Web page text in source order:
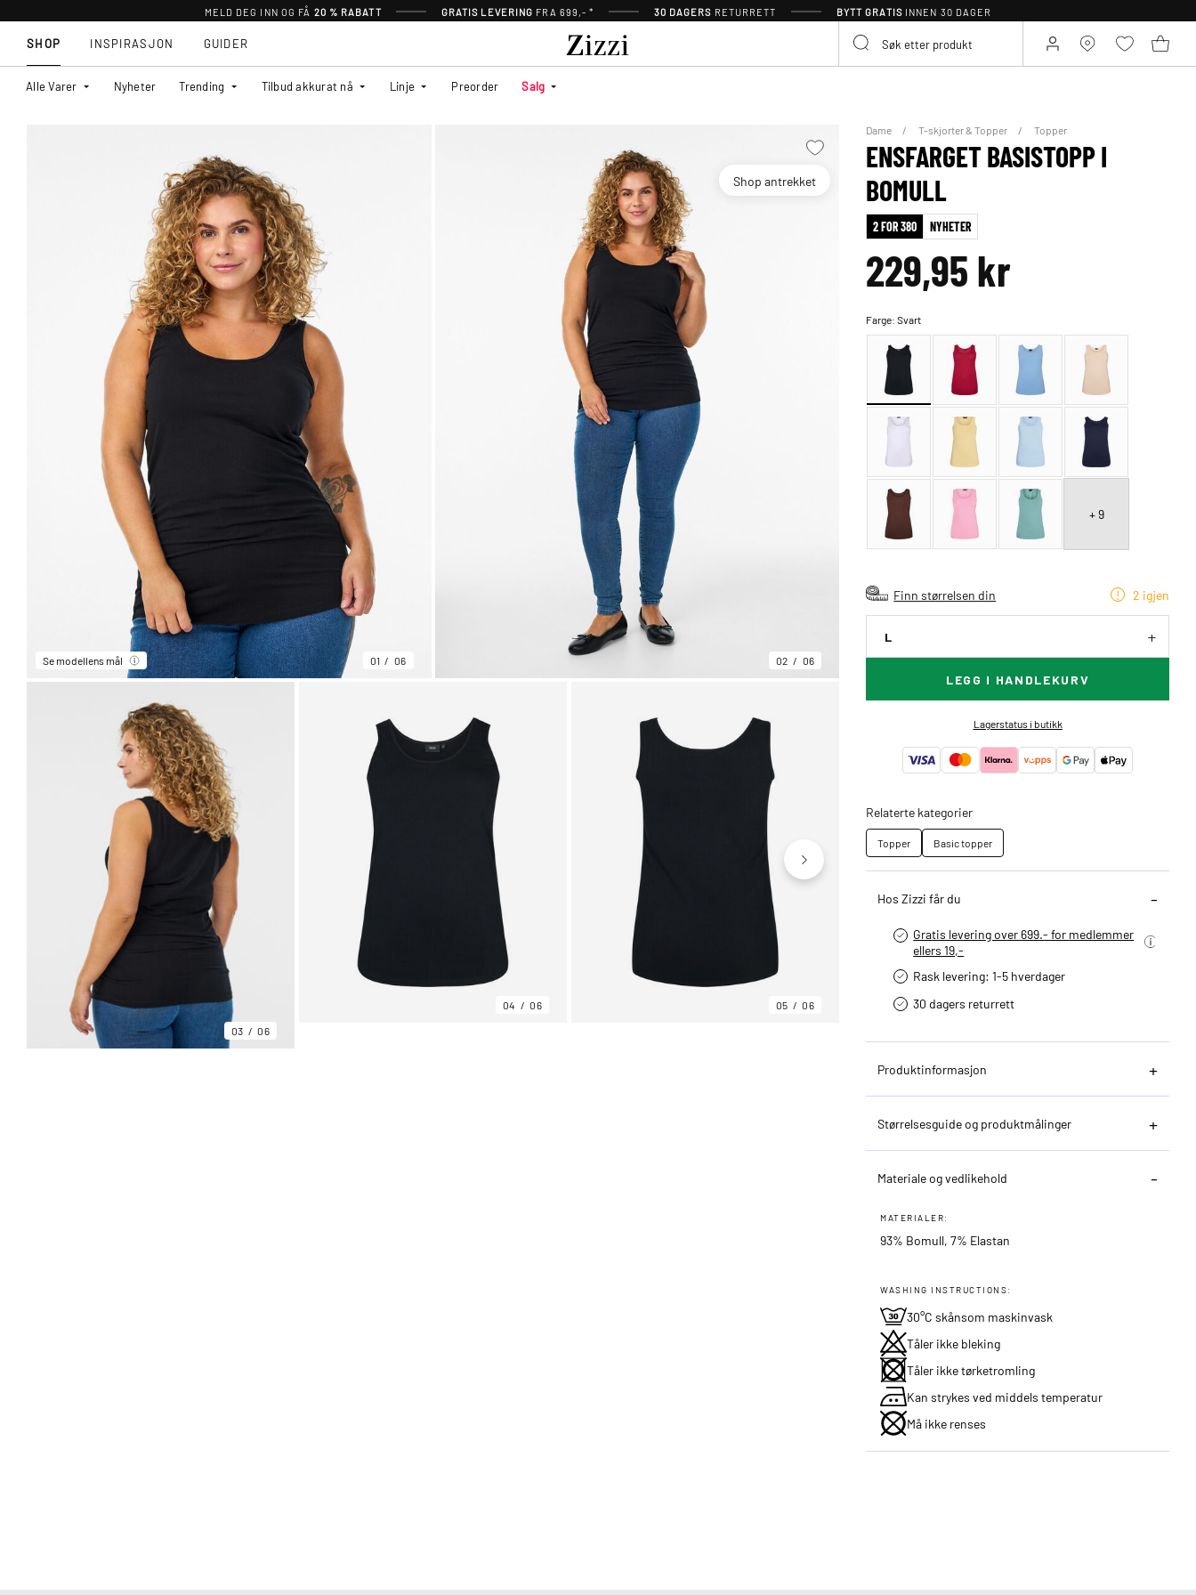
MELD DEG INN OG FÅ 20 % RABATT GRATIS LEVERING FRA 699,- * 30 DAGERS RETURRETT BYTT GRATISINNEN 30 DAGER
SHOP
Alle Varer Nyheter Trending Tilbud akkurat nå Linje Preorder Salg
INSPIRASJON GUIDER
Shop antrekket
Se modellens mål 01 06 02 06
03 06
04 06 05 06
Dame T-skjorter & Topper Topper
ENSFARGET BASISTOPP I
BOMULL
2 FOR 380 NYHETER
229,95 kr
Farge:Svart
+ 9
Finn størrelsen din 2 igjen
L
LEGG I HANDLEKURV
Lagerstatus i butikk
Relaterte kategorier
Topper Basic topper
Hos Zizzi får du
Gratis levering over 699.- for medlemmer
ellers 19,-
Rask levering: 1-5 hverdager
30 dagers returrett
Produktinformasjon
Størrelsesguide og produktmålinger
Materiale og vedlikehold
MATERIALER:
93% Bomull, 7% Elastan
WASHING INSTRUCTIONS:
30°C skånsom maskinvask
Tåler ikke bleking
Tåler ikke tørketromling
Kan strykes ved middels temperatur
Må ikke renses